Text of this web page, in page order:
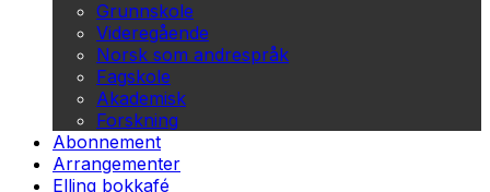
Grunnskole
Videregående
Norsk som andrespråk
Fagskole
Akademisk
Forskning
Abonnement
Arrangementer
Elling bokkafé